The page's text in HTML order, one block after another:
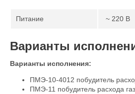
Питание ~ 220 В
Варианты
Варианты исполнения:
ПМЭ-10-4012 побудитель
ПМЭ-11 побудитель расхода